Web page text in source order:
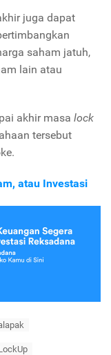
juga dapat
saham jatuh,
lain atau
akhir masa lock
tersebut
atau Investasi